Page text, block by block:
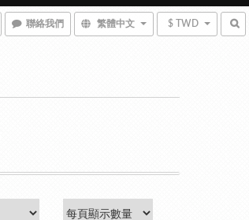
聯絡我們 繁體中文 $ TWD